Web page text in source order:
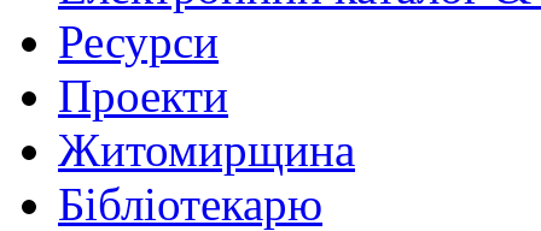
Ресурси
Проекти
Житомирщина
Бібліотекарю